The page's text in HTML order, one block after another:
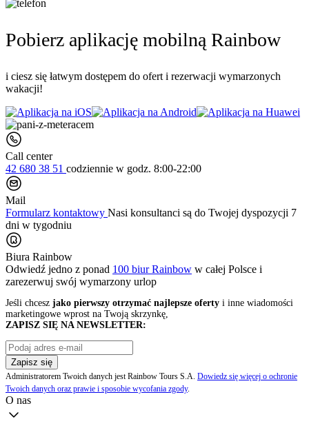
Pobierz aplikację mobilną Rainbow
i ciesz się łatwym dostępem do ofert i rezerwacji wymarzonych
wakacji!
Call center
42 680 38 51 codziennie w godz. 8:00-22:00
Mail
Formularz kontaktowy Nasi konsultanci są do Twojej dyspozycji 7
dni w tygodniu
Biura Rainbow
Odwiedź jedno z ponad 100 biur Rainbow w całej Polsce i
zarezerwuj swój wymarzony urlop
Jeśli chcesz jako pierwszy otrzymać najlepsze oferty i inne wiadomości
marketingowe wprost na Twoją skrzynkę,
ZAPISZ SIĘ NA NEWSLETTER:
Zapisz się
Administratorem Twoich danych jest Rainbow Tours S.A. Dowiedz się więcej o ochronie
Twoich danych oraz prawie i sposobie wycofania zgody.
O nas